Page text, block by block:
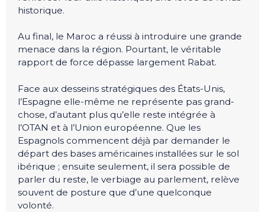
historique.
Au final, le Maroc a réussi à introduire une grande
menace dans la région. Pourtant, le véritable
rapport de force dépasse largement Rabat.
Face aux desseins stratégiques des États-Unis,
l’Espagne elle-même ne représente pas grand-
chose, d’autant plus qu’elle reste intégrée à
l’OTAN et à l’Union européenne. Que les
Espagnols commencent déjà par demander le
départ des bases américaines installées sur le sol
ibérique ; ensuite seulement, il sera possible de
parler du reste, le verbiage au parlement, relève
souvent de posture que d’une quelconque
volonté.